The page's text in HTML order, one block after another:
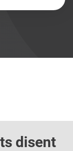
disent